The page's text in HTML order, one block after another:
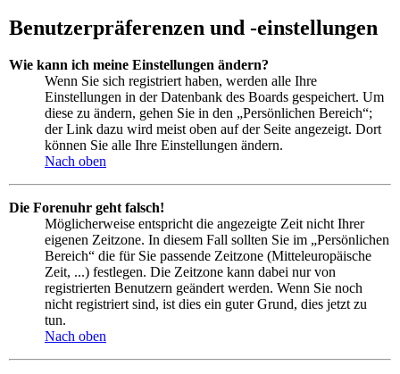
Benutzerpräferenzen und -einstellungen
Wie kann ich meine Einstellungen ändern?
Wenn Sie sich registriert haben, werden alle Ihre
Einstellungen in der Datenbank des Boards gespeichert. Um
diese zu ändern, gehen Sie in den „Persönlichen Bereich“;
der Link dazu wird meist oben auf der Seite angezeigt. Dort
können Sie alle Ihre Einstellungen ändern.
Nach oben
Die Forenuhr geht falsch!
Möglicherweise entspricht die angezeigte Zeit nicht Ihrer
eigenen Zeitzone. In diesem Fall sollten Sie im „Persönlichen
Bereich“ die für Sie passende Zeitzone (Mitteleuropäische
Zeit, ...) festlegen. Die Zeitzone kann dabei nur von
registrierten Benutzern geändert werden. Wenn Sie noch
nicht registriert sind, ist dies ein guter Grund, dies jetzt zu
tun.
Nach oben